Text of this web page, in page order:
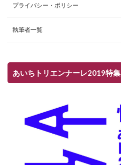
プライバシー・ポリシー
執筆者一覧
あいちトリエンナーレ2019特集